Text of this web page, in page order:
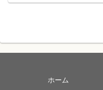
ホーム